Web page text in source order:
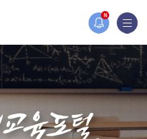
N
니다.
새롭게 개설되었습니다.